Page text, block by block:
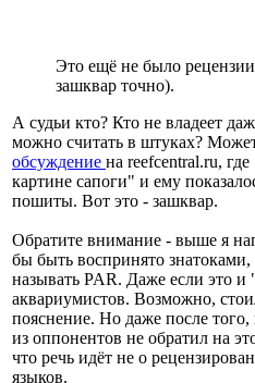
Это ещё не было
зашквар точно).
А судьи кто? Кто не владеет
можно считать в штуках?
обсуждение на reefcentral.ru,
картине сапоги" и ему
пошиты. Вот это - зашквар.
Обратите внимание - выше я
бы быть воспринято
называть PAR. Даже если это
аквариумистов. Возможно,
пояснение. Но даже после
из оппонентов не обратил на
что речь идёт не о
языков.